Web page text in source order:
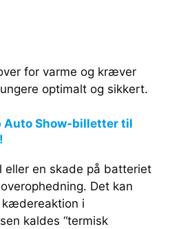
for varme og kræver
optimalt og sikkert.
Auto Show-billetter til
eller en skade på batteriet
Det kan
i
kaldes “termisk